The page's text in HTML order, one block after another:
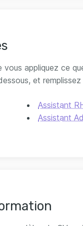
appliquez ce
et
Assistant
Assistant